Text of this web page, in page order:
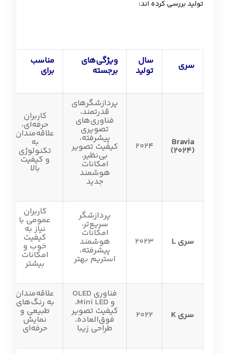
تولید بررسی کرده اند:
سری
سال
تولید
ویژگی‌های
برجسته
مناسب
برای
Bravia
(2024)
2024
پردازشگرهای
قدرتمند،
فناوری‌های
تصویری
پیشرفته،
کیفیت تصویر
بی‌نظیر،
امکانات
هوشمند
جدید
کاربران
حرفه‌ای،
علاقه‌مندان
به
تکنولوژی
و کیفیت
بالا
سری L 2023
پردازشگر
سریع‌تر،
امکانات
هوشمند
پیشرفته،
استریم بهتر
کاربران
عمومی با
نیاز به
کیفیت
خوب و
امکانات
بیشتر
سری K 2022
فناوری OLED
و Mini LED،
کیفیت تصویر
فوق‌العاده،
طراحی زیبا
علاقه‌مندان
به رنگ‌های
طبیعی و
نمایش
حرفه‌ای